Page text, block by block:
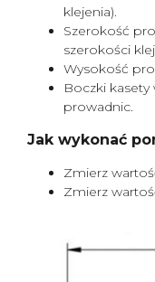
klejenia).
Szerokość
szerokości
Wysokość
Boczki
prowadnic.
Jak wykonać
Zmierz
Zmierz